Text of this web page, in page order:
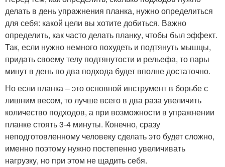
делать в день упражнения планка, нужно определиться
для себя: какой цели вы хотите добиться. Важно
определить, как часто делать планку, чтобы был эффект.
Так, если нужно немного похудеть и подтянуть мышцы,
придать своему телу подтянутости и рельефа, то пары
минут в день по два подхода будет вполне достаточно.
Но если планка – это основной инструмент в борьбе с
лишним весом, то лучше всего в два раза увеличить
количество подходов, а при возможности в упражнении
планке стоять 3-4 минуты. Конечно, сразу
неподготовленному человеку сделать это будет сложно,
именно поэтому нужно постепенно увеличивать
нагрузку, но при этом не щадить себя.